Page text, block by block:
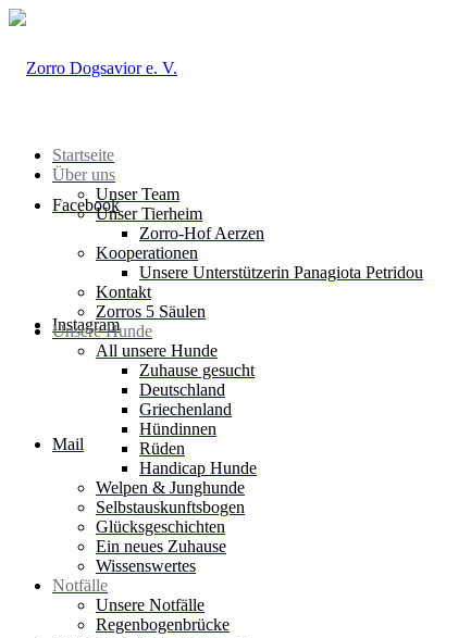
Facebook
Instagram
Mail
Startseite
Über uns
Unser Team
Unser Tierheim
Zorro-Hof Aerzen
Kooperationen
Unsere Unterstützerin Panagiota Petridou
Kontakt
Zorros 5 Säulen
Unsere Hunde
All unsere Hunde
Zuhause gesucht
Deutschland
Griechenland
Hündinnen
Rüden
Handicap Hunde
Welpen & Junghunde
Selbstauskunftsbogen
Glücksgeschichten
Ein neues Zuhause
Wissenswertes
Notfälle
Unsere Notfälle
Regenbogenbrücke